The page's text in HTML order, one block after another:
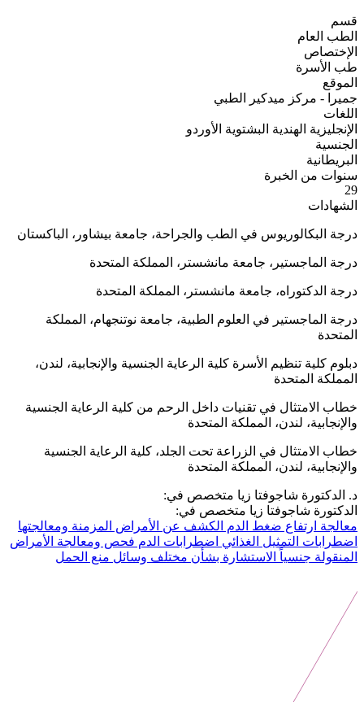
قسم
الطب العام
الإختصاص
طب الأسرة
الموقع
جميرا - مركز ميدكير الطبي
اللغات
الإنجليزية الهندية البشتوية الأوردو
الجنسية
البريطانية
سنوات من الخبرة
29
الشهادات
درجة البكالوريوس في الطب والجراحة، جامعة بيشاور، الباكستان
درجة الماجستير، جامعة مانشستر، المملكة المتحدة
درجة الدكتوراه، جامعة مانشستر، المملكة المتحدة
درجة الماجستير في العلوم الطبية، جامعة نوتنجهام، المملكة
المتحدة
دبلوم كلية تنظيم الأسرة كلية الرعاية الجنسية والإنجابية، لندن،
المملكة المتحدة
خطاب الامتثال في تقنيات داخل الرحم من كلية الرعاية الجنسية
والإنجابية، لندن، المملكة المتحدة
خطاب الامتثال في الزراعة تحت الجلد، كلية الرعاية الجنسية
والإنجابية، لندن، المملكة المتحدة
د. الدكتورة شاجوفتا زيا متخصص في:
الدكتورة شاجوفتا زيا متخصص في:
معالجة ارتفاع ضغط الدم الكشف عن الأمراض المزمنة ومعالجتها
اضطرابات التمثيل الغذائي اضطرابات الدم فحص ومعالجة الأمراض
المنقولة جنسياً الاستشارة بشأن مختلف وسائل منع الحمل